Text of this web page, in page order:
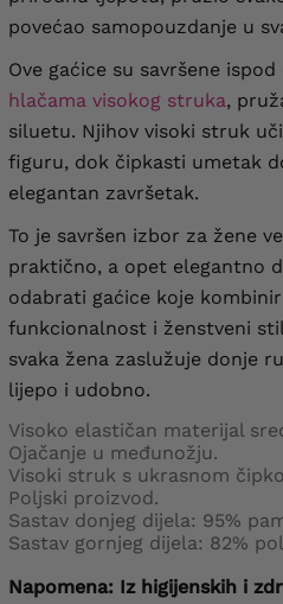
povećao samopouzdanje u
Ove gaćice su savršene ispod
hlačama visokog struka,
siluetu. Njihov visoki struk
figuru, dok čipkasti umetak
elegantan završetak.
To je savršen izbor za žene
praktično, a opet elegantno
odabrati gaćice koje
funkcionalnost i ženstveni
svaka žena zaslužuje donje
lijepo i udobno.
Visoko elastičan materijal
Ojačanje u međunožju.
Visoki struk s ukrasnom
Poljski proizvod.
Sastav donjeg dijela: 95%
Sastav gornjeg dijela: 82%
Napomena: Iz higijenskih i